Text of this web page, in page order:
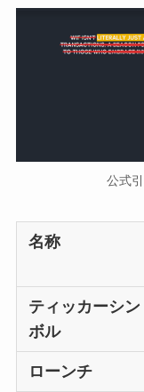
公式
名称
ティッカーシン
ボル
ローンチ